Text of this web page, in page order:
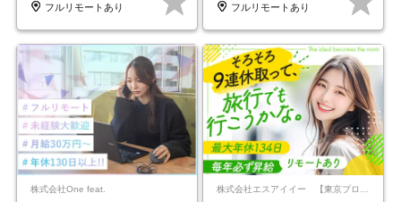
フルリモートあり
フルリモートあり
株式会社One feat.